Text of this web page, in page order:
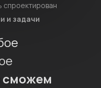
и задачи
сможем